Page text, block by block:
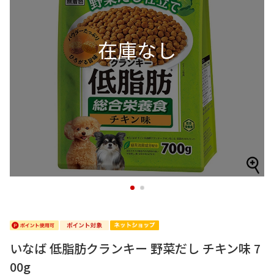
1 2
いなば 低脂肪クランキー 野菜だし チキン味 7
00g